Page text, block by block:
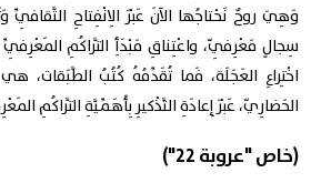
وَهِيَ روحٌ نَحْتاجُها الآنَ عَبْرَ الِانْفِتاحِ
سِجالٍ مَعْرِفِيّ، واعْتِناقِ مَبْدَأِ التَّراكُمِ
اخْتِراعِ العَجَلَة، فَما تُقَدِّمُهُ كُتُبُ الطَّبَقات،
الحَضارِيّ، عَبْرَ إِعادَةِ التَّذْكيرِ بِأَهَمِّيَّةِ التَّراكُمِ
(خاص "عروبة 22")